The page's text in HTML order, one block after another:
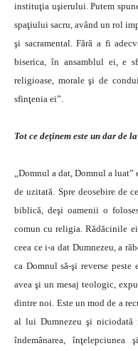
instituţia uşierului. Putem
spaţiului sacru, având un rol
şi sacramental. Fără a fi
biserica, în ansamblul ei, e
religioase, morale şi de
sfinţenia ei”.
Tot ce deţinem este un dar de
„Domnul a dat, Domnul a luat”
de uzitată. Spre deosebire de
biblică, deşi oamenii o
comun cu religia. Rădăcinile
ceea ce i-a dat Dumnezeu, a
ca Domnul să-şi reverse peste
avea şi un mesaj teologic,
dintre noi. Este un mod de a
al lui Dumnezeu şi niciodată
îndemânarea,